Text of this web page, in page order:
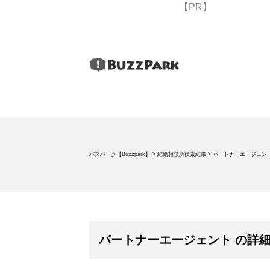
【PR】
バズパーク【Buzzpark】 > 結婚相談所検索結果 > パートナーエージェン
パートナーエージェント の詳